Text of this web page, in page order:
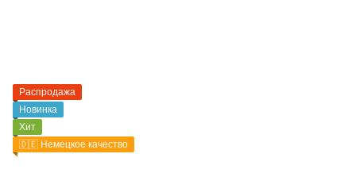
Распродажа
Новинка
Хит
🇩🇪 Немецкое качество